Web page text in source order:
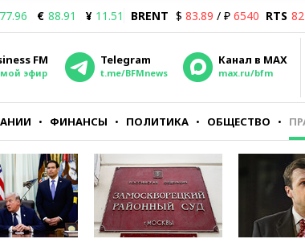
77.96 € 88.91 ¥ 11.51 BRENT $ 83.89 / ₽ 6540 RTS
FM
эфир
Telegram
t.me/BFMnews
Канал в MAX
max.ru/bfm
ФИНАНСЫ ПОЛИТИКА ОБЩЕСТВО